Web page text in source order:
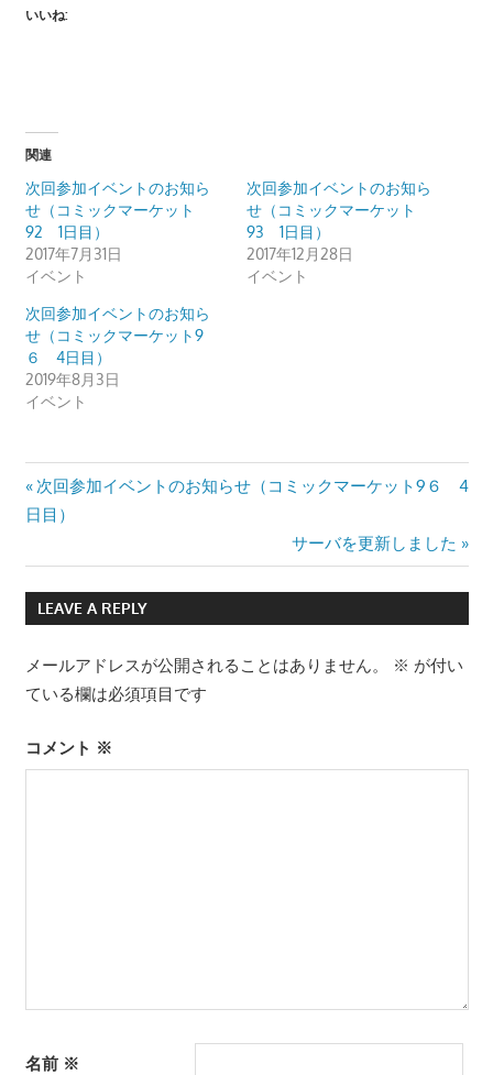
いいね:
関連
次回参加イベントのお知ら
せ（コミックマーケット
92 1日目）
2017年7月31日
イベント
次回参加イベントのお知ら
せ（コミックマーケット
93 1日目）
2017年12月28日
イベント
次回参加イベントのお知ら
せ（コミックマーケット9
６ 4日目）
2019年8月3日
イベント
投
稿
ナ
ビ
ゲ
ー
シ
Previous
Post:
次回参加イベントのお知らせ（コミックマーケット9６ 4
日目）
Next
Post:
サーバを更新しました
LEAVE A REPLY
メールアドレスが公開されることはありません。 ※ が付い
ている欄は必須項目です
コメント ※
名前 ※